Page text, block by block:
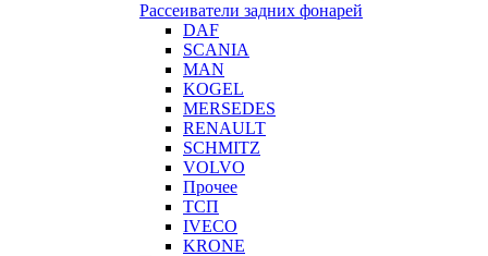
Рассеиватели задних фонарей
DAF
SCANIA
MAN
KOGEL
MERSEDES
RENAULT
SCHMITZ
VOLVO
Прочее
ТСП
IVECO
KRONE